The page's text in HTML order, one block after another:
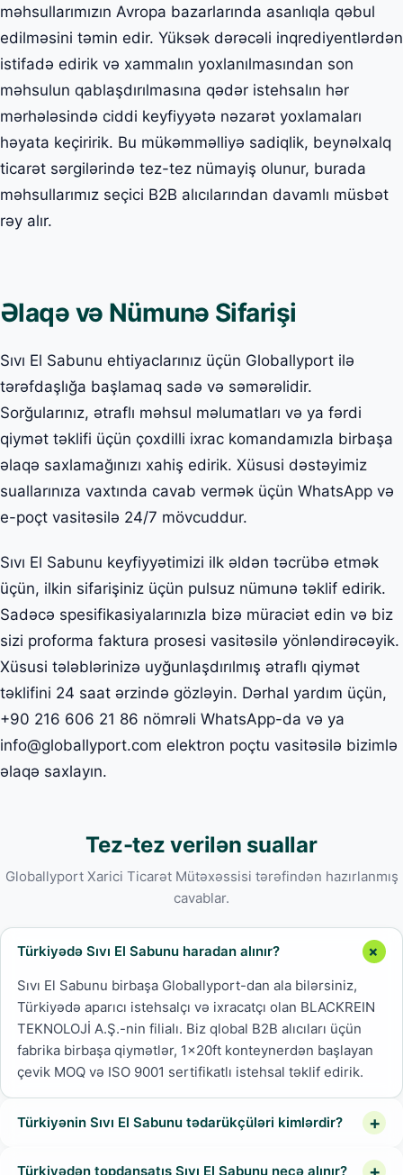
məhsullarımızın Avropa bazarlarında asanlıqla qəbul
edilməsini təmin edir. Yüksək dərəcəli inqrediyentlərdən
istifadə edirik və xammalın yoxlanılmasından son
məhsulun qablaşdırılmasına qədər istehsalın hər
mərhələsində ciddi keyfiyyətə nəzarət yoxlamaları
həyata keçiririk. Bu mükəmməlliyə sadiqlik, beynəlxalq
ticarət sərgilərində tez-tez nümayiş olunur, burada
məhsullarımız seçici B2B alıcılarından davamlı müsbət
rəy alır.
Əlaqə və Nümunə Sifarişi
Sıvı El Sabunu ehtiyaclarınız üçün Globallyport ilə
tərəfdaşlığa başlamaq sadə və səmərəlidir.
Sorğularınız, ətraflı məhsul məlumatları və ya fərdi
qiymət təklifi üçün çoxdilli ixrac komandamızla birbaşa
əlaqə saxlamağınızı xahiş edirik. Xüsusi dəstəyimiz
suallarınıza vaxtında cavab vermək üçün WhatsApp və
e-poçt vasitəsilə 24/7 mövcuddur.
Sıvı El Sabunu keyfiyyətimizi ilk əldən təcrübə etmək
üçün, ilkin sifarişiniz üçün pulsuz nümunə təklif edirik.
Sadəcə spesifikasiyalarınızla bizə müraciət edin və biz
sizi proforma faktura prosesi vasitəsilə yönləndirəcəyik.
Xüsusi tələblərinizə uyğunlaşdırılmış ətraflı qiymət
təklifini 24 saat ərzində gözləyin. Dərhal yardım üçün,
+90 216 606 21 86 nömrəli WhatsApp-da və ya
info@globallyport.com elektron poçtu vasitəsilə bizimlə
əlaqə saxlayın.
Tez-tez verilən suallar
Globallyport Xarici Ticarət Mütəxəssisi tərəfindən hazırlanmış
cavablar.
Türkiyədə Sıvı El Sabunu haradan alınır?
Sıvı El Sabunu birbaşa Globallyport-dan ala bilərsiniz,
Türkiyədə aparıcı istehsalçı və ixracatçı olan BLACKREIN
TEKNOLOJİ A.Ş.-nin filialı. Biz qlobal B2B alıcıları üçün
fabrika birbaşa qiymətlər, 1x20ft konteynerdən başlayan
çevik MOQ və ISO 9001 sertifikatlı istehsal təklif edirik.
Türkiyənin Sıvı El Sabunu tədarükçüləri kimlərdir?
Türkiyədən topdansatış Sıvı El Sabunu necə alınır?